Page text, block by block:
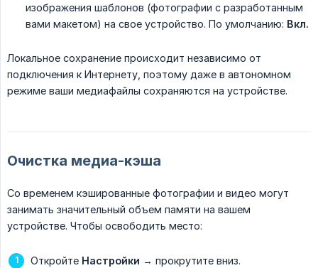
изображения шаблонов (фотографии с разработанным
вами макетом) на свое устройство. По умолчанию: Вкл.
Локальное сохранение происходит независимо от
подключения к Интернету, поэтому даже в автономном
режиме ваши медиафайлы сохраняются на устройстве.
Очистка медиа-кэша
Со временем кэшированные фотографии и видео могут
занимать значительный объем памяти на вашем
устройстве. Чтобы освободить место:
Откройте Настройки → прокрутите вниз.